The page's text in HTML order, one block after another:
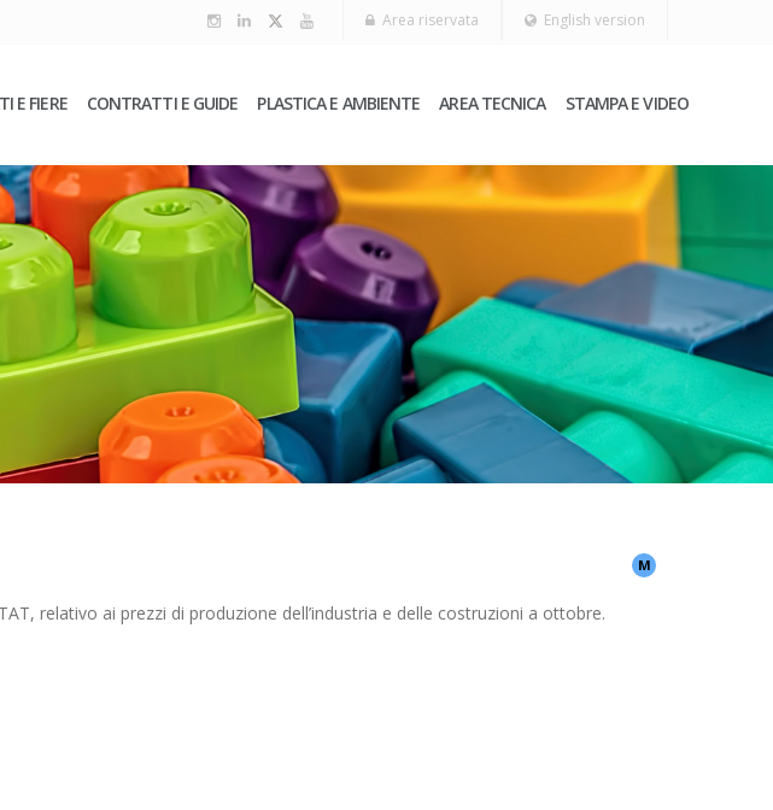
English version
Area riservata
E FIERE CONTRATTI E GUIDE PLASTICA E AMBIENTE AREA TECNICA STAMPA E VIDEO
M
relativo ai prezzi di produzione dell’industria e delle costruzioni a ottobre.